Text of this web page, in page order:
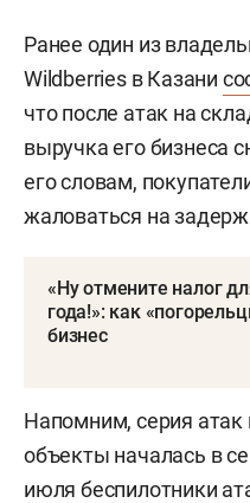
Ранее один из
Wildberries в Казани
что после атак на
выручка его бизнеса
его словам,
жаловаться на
«Ну отмените налог
года!»: как
бизнес
Напомним, серия атак
объекты началась в
июля беспилотники